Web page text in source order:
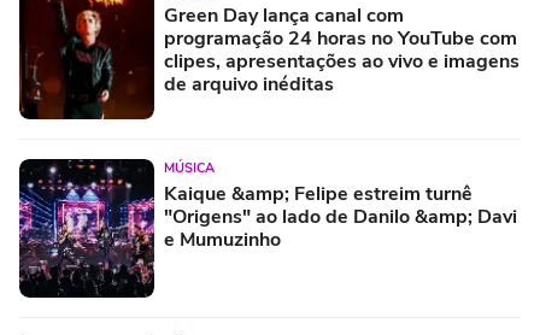
Green Day lança canal com
programação 24 horas no YouTube com
clipes, apresentações ao vivo e imagens
de arquivo inéditas
MÚSICA
Kaique &amp; Felipe estreim turnê
"Origens" ao lado de Danilo &amp; Davi
e Mumuzinho